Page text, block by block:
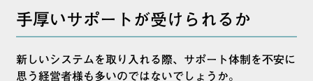
手厚いサポートが受けられるか
新しいシステムを取り入れる際、サポート体制を不安に
思う経営者様も多いのではないでしょうか。